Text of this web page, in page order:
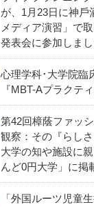
が、1⽉23⽇に神⼾
メディア演習」で
発表会に参加しまし
心理学科･大学院臨
『MBT-Aプラクテ
第42回樟蔭ファッ
観察：その『らし
大学の知や施設に
んど0円大学」に掲
「外国ルーツ児童